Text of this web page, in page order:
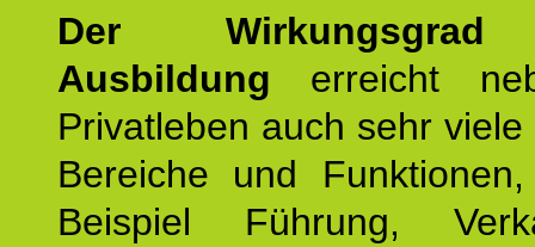
Der
Ausbildung erreicht
Privatleben auch sehr
Bereiche und
Beispiel Führung,